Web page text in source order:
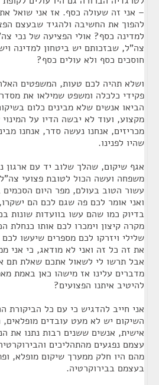
– אני זה שעולה כסף. אז אני שואל
להפוך את החשיבה ולהגיד שבעצם
למדינה כסף? אולי הפציעה של נכי
צה"ל, שבזכותם יש ביטחון למדינה
חוסכים כסף ולא עולים כסף?
ושלא תהיה לכם טעות, המשפטים
פקידי כלכלה ומשפט שמילאו את
הביאו אנשים שלא מבינים כלום
מקצוע, ועוד לא יבשה הדיו על
מכריזים, אנחנו נעשה סדר, אנחנו
שהיו לפנינו.
אגף שיקום, שהלך שלוב יד עם ארגון
משפחה ועשה הכול לטובת פצועי
עשור הטוב בעולם, מפר היום הסכמים
ואני אומר לכם פה שגם לכם הם
בדיוק כמו שהם עשו בוועדות שונות
מקרה קיצון וימכרו לכם אותו כנחלת
שלילי ויזרקו לכם מספרים שיעשו
את זה כל זה ואני לא מודאג, כי אני
אבל תרשו לי לשאול אתכם שאלת תם
מדברים עלינו אז מישהו כאן באמת
להיטיב איתנו הפצועים?
אני חייב להדגיש כי עם כל הביקורת
השיקום יש לא מעט עובדים מופלאים,
אישית, אנשים ששנים רבות נתנו את
עצמם נפגעים מהתהליכים
מהם היו חלק ממערך שיקום מופלא,
בעצמם בבירוקרטיה.